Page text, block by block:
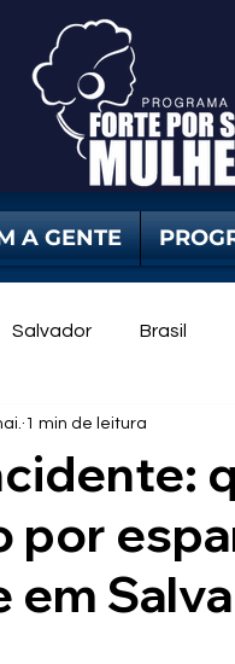
A GENTE
Salvador Brasil
Violência Contra
por
em
1 min de leitura